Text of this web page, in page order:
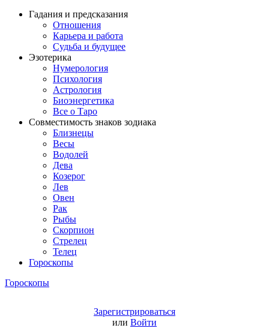
Гадания и предсказания
Отношения
Карьера и работа
Cудьба и будущее
Эзотерика
Нумерология
Психология
Астрология
Биоэнергетика
Все о Таро
Совместимость знаков зодиака
Близнецы
Весы
Водолей
Дева
Козерог
Лев
Овен
Рак
Рыбы
Скорпион
Стрелец
Телец
Гороскопы
Гороскопы
Зарегистрироваться
или Войти